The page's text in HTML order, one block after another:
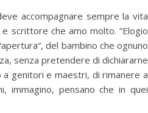
accompagnare sempre la vita
scrittore che amo molto. “Elogio
del bambino che ognuno
senza pretendere di dichiararne
genitori e maestri, di rimanere a
immagino, pensano che in quei